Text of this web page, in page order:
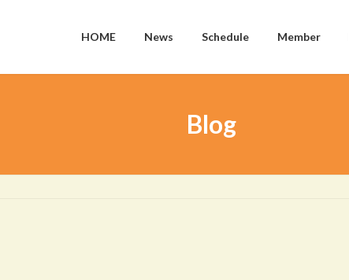
HOME News Schedule Member
Blog